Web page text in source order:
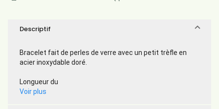
Descriptif
Bracelet fait de perles de verre avec un petit trèfle en
acier inoxydable doré.
Longueur du
Voir plus